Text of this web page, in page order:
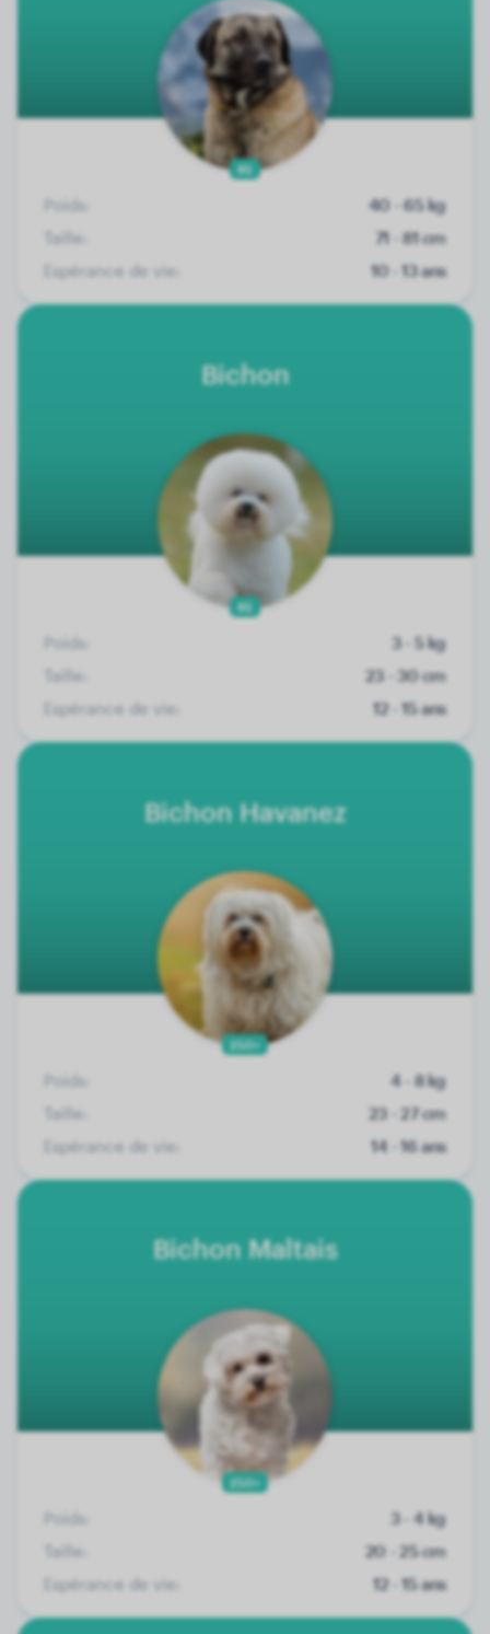
85
Poids:
40 - 65 kg
Taille:
71 - 81 cm
Espérance de vie:
10 - 13 ans
Bichon
85
Poids:
3 - 5 kg
Taille:
23 - 30 cm
Espérance de vie:
12 - 15 ans
Bichon Havanez
250+
Poids:
4 - 8 kg
Taille:
23 - 27 cm
Espérance de vie:
14 - 16 ans
Bichon Maltais
250+
Poids:
3 - 4 kg
Taille:
20 - 25 cm
Espérance de vie:
12 - 15 ans